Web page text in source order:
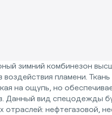
зимний комбинезон
пламени. Ткань
на ощупь, но
Данный вид спецодежды
отраслей: нефтегазовой,